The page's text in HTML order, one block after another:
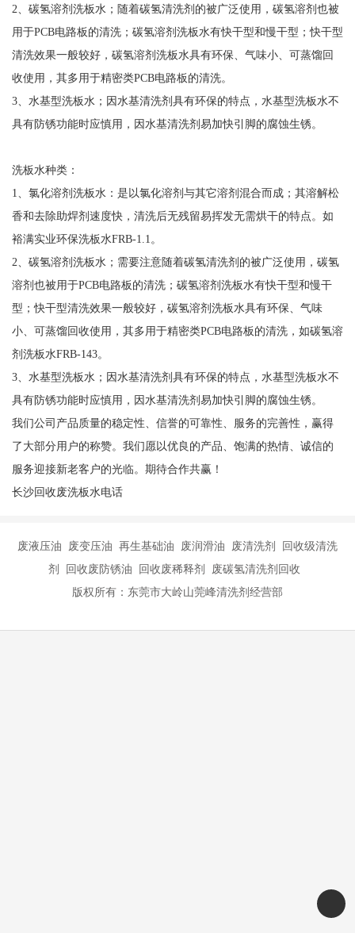
2、碳氢溶剂洗板水；随着碳氢清洗剂的被广泛使用，碳氢溶剂也被
用于PCB电路板的清洗；碳氢溶剂洗板水有快干型和慢干型；快干型
清洗效果一般较好，碳氢溶剂洗板水具有环保、气味小、可蒸馏回
收使用，其多用于精密类PCB电路板的清洗。
3、水基型洗板水；因水基清洗剂具有环保的特点，水基型洗板水不
具有防锈功能时应慎用，因水基清洗剂易加快引脚的腐蚀生锈。
洗板水种类：
1、氯化溶剂洗板水：是以氯化溶剂与其它溶剂混合而成；其溶解松
香和去除助焊剂速度快，清洗后无残留易挥发无需烘干的特点。如
裕满实业环保洗板水FRB-1.1。
2、碳氢溶剂洗板水；需要注意随着碳氢清洗剂的被广泛使用，碳氢
溶剂也被用于PCB电路板的清洗；碳氢溶剂洗板水有快干型和慢干
型；快干型清洗效果一般较好，碳氢溶剂洗板水具有环保、气味
小、可蒸馏回收使用，其多用于精密类PCB电路板的清洗，如碳氢溶
剂洗板水FRB-143。
3、水基型洗板水；因水基清洗剂具有环保的特点，水基型洗板水不
具有防锈功能时应慎用，因水基清洗剂易加快引脚的腐蚀生锈。
我们公司产品质量的稳定性、信誉的可靠性、服务的完善性，赢得
了大部分用户的称赞。我们愿以优良的产品、饱满的热情、诚信的
服务迎接新老客户的光临。期待合作共赢！
长沙回收废洗板水电话
废液压油 废变压油 再生基础油 废润滑油 废清洗剂 回收级清洗
剂 回收废防锈油 回收废稀释剂 废碳氢清洗剂回收
版权所有：东莞市大岭山莞峰清洗剂经营部